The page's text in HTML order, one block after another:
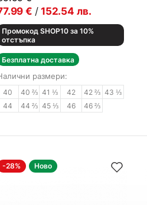
€ / 152.54 лв.
Промокод SHOP10 за 10%
отстъпка
Безплатна доставка
размери:
40 40 ⅔ 41 ⅓ 42 42 ⅔ 43 ⅓
44
44 ⅔ 45 ⅓ 46 46 ⅔
-28% Ново